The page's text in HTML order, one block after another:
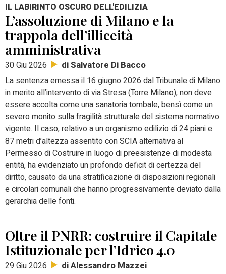
IL LABIRINTO OSCURO DELL'EDILIZIA
L’assoluzione di Milano e la
trappola dell’illiceità
amministrativa
30 Giu 2026 di Salvatore Di Bacco
La sentenza emessa il 16 giugno 2026 dal Tribunale di Milano
in merito all’intervento di via Stresa (Torre Milano), non deve
essere accolta come una sanatoria tombale, bensì come un
severo monito sulla fragilità strutturale del sistema normativo
vigente. Il caso, relativo a un organismo edilizio di 24 piani e
87 metri d’altezza assentito con SCIA alternativa al
Permesso di Costruire in luogo di preesistenze di modesta
entità, ha evidenziato un profondo deficit di certezza del
diritto, causato da una stratificazione di disposizioni regionali
e circolari comunali che hanno progressivamente deviato dalla
gerarchia delle fonti.
Oltre il PNRR: costruire il Capitale
Istituzionale per l’Idrico 4.0
29 Giu 2026 di Alessandro Mazzei